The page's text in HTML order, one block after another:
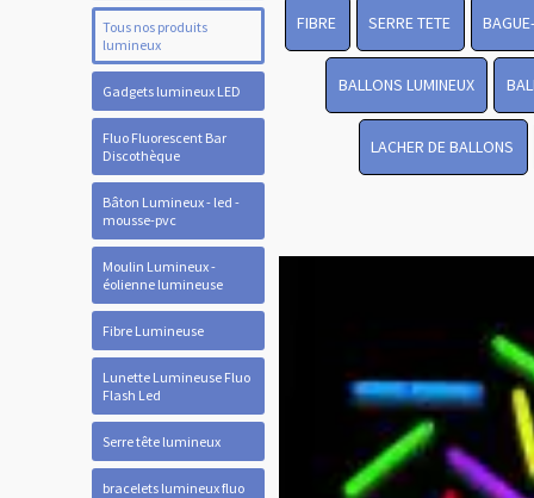
Tous nos produits
lumineux
Gadgets lumineux LED
Fluo Fluorescent Bar
Discothèque
Bâton Lumineux - led -
mousse-pvc
Moulin Lumineux -
éolienne lumineuse
Fibre Lumineuse
Lunette Lumineuse Fluo
Flash Led
Serre tête lumineux
bracelets lumineux fluo
FIBRE SERRE TETE
BALLONS LUMINEUX
LACHER DE BALLONS